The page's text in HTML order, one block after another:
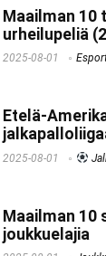
Maailman
urheilupeliä
2025-08-01
Etelä-
2025-08-01
Maailman 10
joukkuelajia